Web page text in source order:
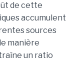
de cette
accumulent
sources
manière
un ratio